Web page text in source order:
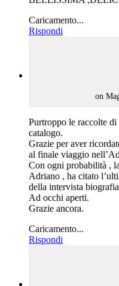
Caricamento...
Rispondi
on
Purtroppo le raccolte
catalogo.
Grazie per aver
al finale viaggio
Con ogni probabilità ,
Adriano , ha citato
della intervista
Ad occhi aperti.
Grazie ancora.
Caricamento...
Rispondi